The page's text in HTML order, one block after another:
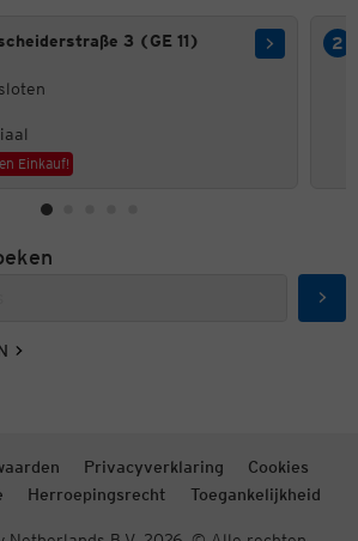
3 (GE 11)
Einkauf!
Privacyverklaring
Cookies
Herroepingsrecht Toegankelijkheid